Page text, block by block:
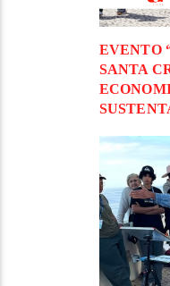
EVENTO
SANTA